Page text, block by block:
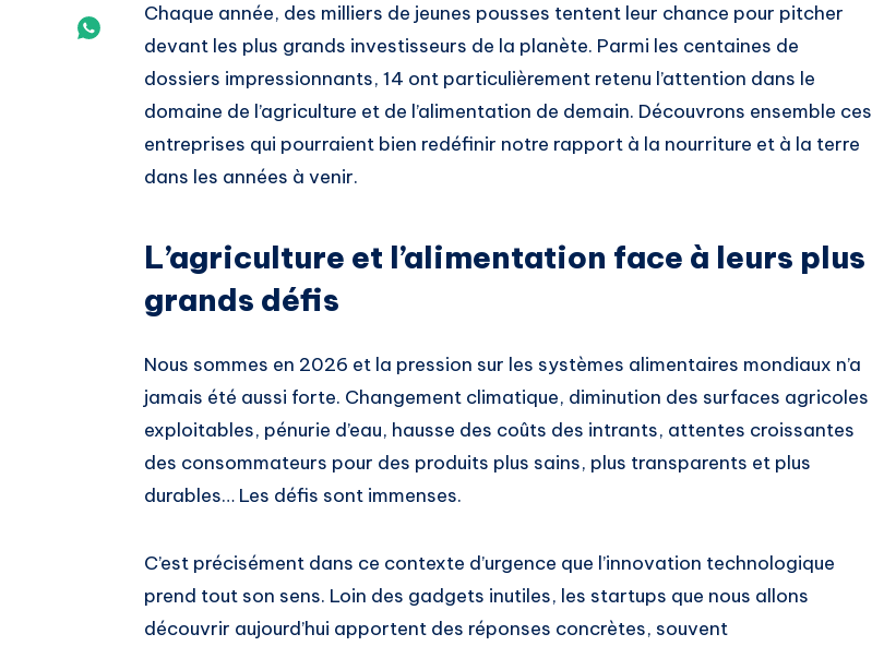
Pinterest
Share
Whatsapp
Chaque année, des milliers de jeunes pousses tentent leur chance pour pitcher
devant les plus grands investisseurs de la planète. Parmi les centaines de
dossiers impressionnants, 14 ont particulièrement retenu l’attention dans le
domaine de l’agriculture et de l’alimentation de demain. Découvrons ensemble ces
entreprises qui pourraient bien redéfinir notre rapport à la nourriture et à la terre
dans les années à venir.
L’agriculture et l’alimentation face à leurs plus
grands défis
Nous sommes en 2026 et la pression sur les systèmes alimentaires mondiaux n’a
jamais été aussi forte. Changement climatique, diminution des surfaces agricoles
exploitables, pénurie d’eau, hausse des coûts des intrants, attentes croissantes
des consommateurs pour des produits plus sains, plus transparents et plus
durables… Les défis sont immenses.
C’est précisément dans ce contexte d’urgence que l’innovation technologique
prend tout son sens. Loin des gadgets inutiles, les startups que nous allons
découvrir aujourd’hui apportent des réponses concrètes, souvent